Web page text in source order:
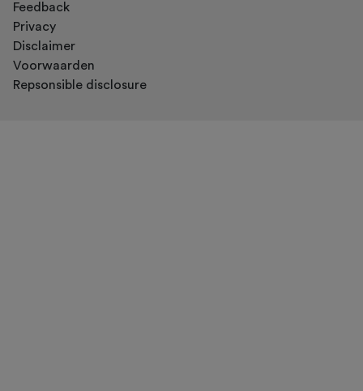
Feedback
Privacy
Disclaimer
Voorwaarden
Repsonsible disclosure